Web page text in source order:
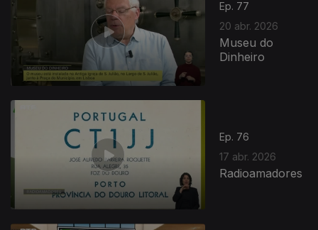
Ep. 77
20 abr. 2026
Museu do
Dinheiro
Ep. 76
17 abr. 2026
Radioamadores